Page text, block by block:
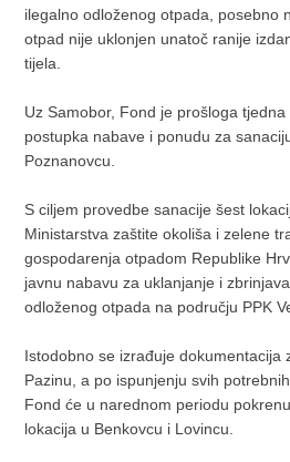
ilegalno odloženog otpada, posebno
otpad nije uklonjen unatoč ranije
tijela.
Uz Samobor, Fond je prošloga
postupka nabave i ponudu za
Poznanovcu.
S ciljem provedbe sanacije šest
Ministarstva zaštite okoliša i zelene
gospodarenja otpadom Republike
javnu nabavu za uklanjanje i
odloženog otpada na području PPK
Istodobno se izrađuje dokumentacija
Pazinu, a po ispunjenju svih
Fond će u narednom periodu
lokacija u Benkovcu i Lovincu.